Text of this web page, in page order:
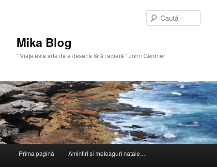
Mika Blog
" Viaţa este arta de a desena fără radieră " John Gardner
principal
Prima pagină Amintiri si meleaguri natale…